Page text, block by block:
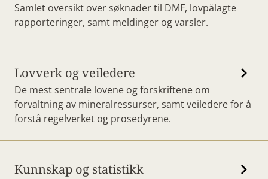
Samlet oversikt over søknader til DMF, lovpålagte
rapporteringer, samt meldinger og varsler.
Lovverk og veiledere
De mest sentrale lovene og forskriftene om
forvaltning av mineralressurser, samt veiledere for å
forstå regelverket og prosedyrene.
Kunnskap og statistikk